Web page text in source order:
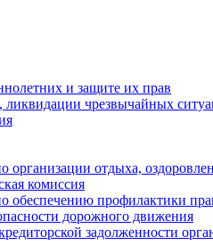
и защите их прав
чрезвычайных
отдыха,
комиссия
обеспечению профилактики
дорожного движения
задолженности